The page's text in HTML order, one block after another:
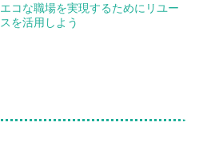
エコな職場を実現するためにリユー
スを活用しよう